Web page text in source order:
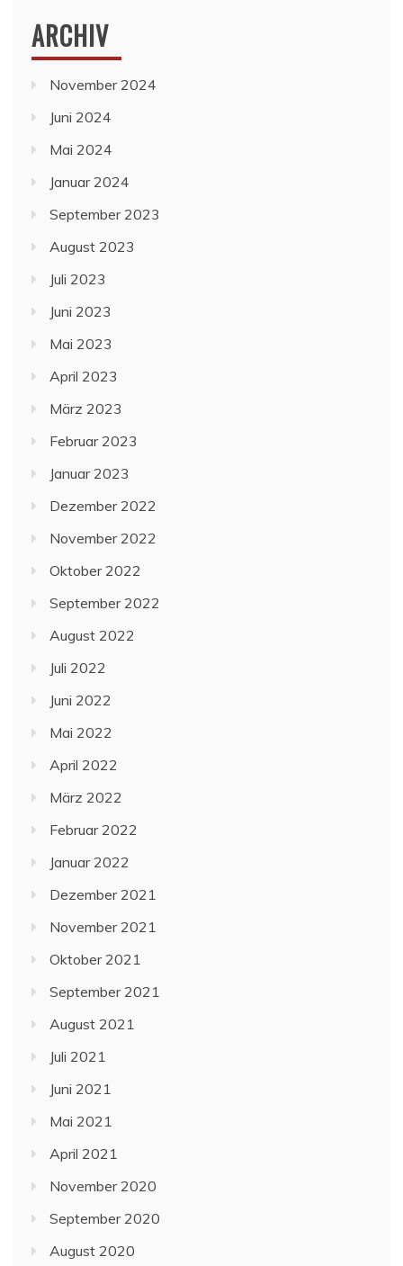
ARCHIV
November 2024
Juni 2024
Mai 2024
Januar 2024
September 2023
August 2023
Juli 2023
Juni 2023
Mai 2023
April 2023
März 2023
Februar 2023
Januar 2023
Dezember 2022
November 2022
Oktober 2022
September 2022
August 2022
Juli 2022
Juni 2022
Mai 2022
April 2022
März 2022
Februar 2022
Januar 2022
Dezember 2021
November 2021
Oktober 2021
September 2021
August 2021
Juli 2021
Juni 2021
Mai 2021
April 2021
November 2020
September 2020
August 2020